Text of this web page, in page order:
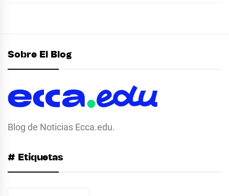
Sobre El Blog
Blog de Noticias Ecca.edu.
# Etiquetas